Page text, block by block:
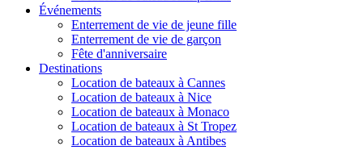
Événements
Enterrement de vie de jeune fille
Enterrement de vie de garçon
Fête d'anniversaire
Destinations
Location de bateaux à Cannes
Location de bateaux à Nice
Location de bateaux à Monaco
Location de bateaux à St Tropez
Location de bateaux à Antibes